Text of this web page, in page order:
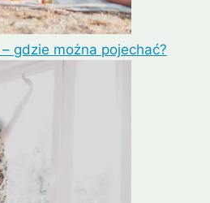
gdzie można pojechać?